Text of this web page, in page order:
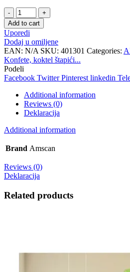
Koktel
štapici
Fruit
1/50
10cm
quantity
Add to cart
Uporedi
Dodaj u omiljene
EAN: N/A SKU: 401301 Categories:
Konfete, koktel štapići...
Podeli
Facebook Twitter Pinterest linkedin
Additional information
Reviews (0)
Deklaracija
Additional information
Brand Amscan
Reviews (0)
Deklaracija
Related products